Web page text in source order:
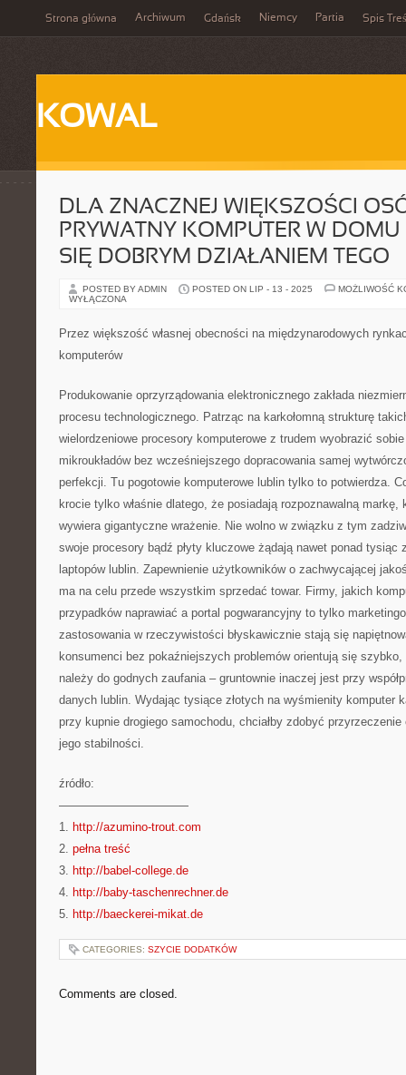
Strona główna Archiwum Gdańsk Niemcy Partia Spis
KOWAL
DLA ZNACZNEJ WIĘKSZOŚCI
PRYWATNY KOMPUTER W
SIĘ DOBRYM DZIAŁANIEM TEGO
POSTED BY ADMIN POSTED ON LIP - 13 - 2025
MOŻLIWOŚĆ
WYŁĄCZONA
Przez większość własnej obecności na międzynarodowych
komputerów
Produkowanie oprzyrządowania elektronicznego zakłada
procesu technologicznego. Patrząc na karkołomną strukturę
wielordzeniowe procesory komputerowe z trudem wyobrazić
mikroukładów bez wcześniejszego dopracowania samej
perfekcji. Tu pogotowie komputerowe lublin tylko to potwierdza.
krocie tylko właśnie dlatego, że posiadają rozpoznawalną markę,
wywiera gigantyczne wrażenie. Nie wolno w związku z tym
swoje procesory bądź płyty kluczowe żądają nawet ponad tysiąc
laptopów lublin. Zapewnienie użytkowników o zachwycającej
ma na celu przede wszystkim sprzedać towar. Firmy, jakich
przypadków naprawiać a portal pogwarancyjny to tylko
zastosowania w rzeczywistości błyskawicznie stają się
konsumenci bez pokaźniejszych problemów orientują się
należy do godnych zaufania – gruntownie inaczej jest przy
danych lublin. Wydając tysiące złotych na wyśmienity komputer
przy kupnie drogiego samochodu, chciałby zdobyć
jego stabilności.
źródło:
———————————
1. http://azumino-trout.com
2. pełna treść
3. http://babel-college.de
4. http://baby-taschenrechner.de
5. http://baeckerei-mikat.de
CATEGORIES: SZYCIE DODATKÓW
Comments are closed.